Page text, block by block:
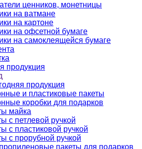
ценников, монетницы
на ватмане
на картоне
на офсетной бумаге
на самоклеящейся бумаге
продукция
продукция
и пластиковые пакеты
коробки для подарков
майка
с петлевой ручкой
с пластиковой ручкой
с прорубной ручкой
пакеты для подарков